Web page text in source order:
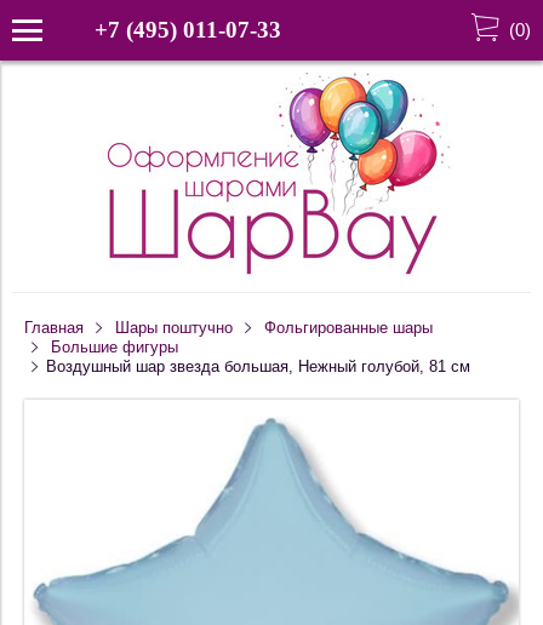
+7 (495) 011-07-33 (0)
Главная Шары поштучно
Фольгированные шары
Большие фигуры
Воздушный шар звезда большая, Нежный голубой, 81 см